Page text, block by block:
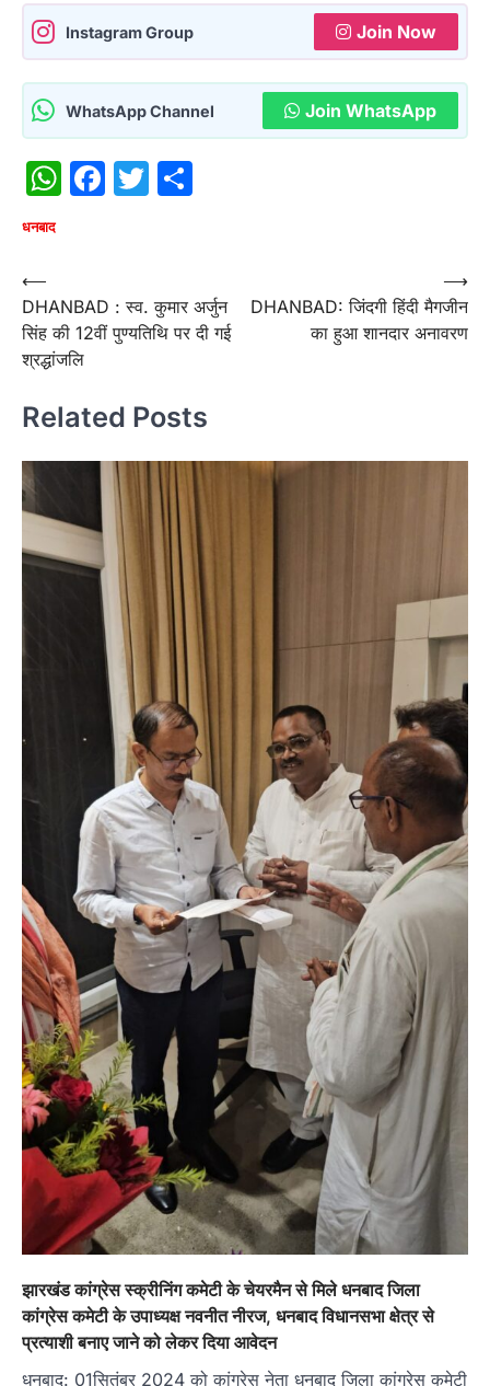
Instagram Group Join Now
WhatsApp Channel Join WhatsApp
WhatsApp
Facebook
Twitter
धनबाद
Post
navigation
⟵
DHANBAD : स्व. कुमार अर्जुन
सिंह की 12वीं पुण्यतिथि पर दी गई
श्रद्धांजलि
DHANBAD: जिंदगी हिंदी मैगजीन
का हुआ शानदार अनावरण
⟶
Related Posts
झारखंड कांग्रेस स्क्रीनिंग कमेटी के चेयरमैन से मिले धनबाद जिला
कांग्रेस कमेटी के उपाध्यक्ष नवनीत नीरज, धनबाद विधानसभा क्षेत्र से
प्रत्याशी बनाए जाने को लेकर दिया आवेदन
धनबाद: 01सितंबर 2024 को कांग्रेस नेता धनबाद जिला कांग्रेस कमेटी